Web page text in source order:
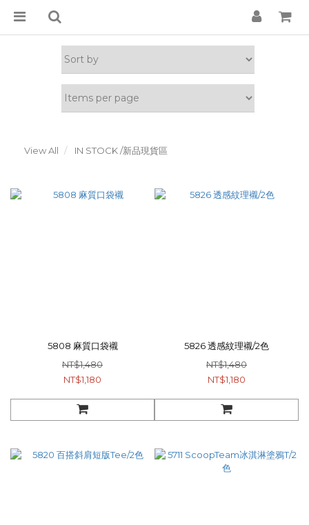
View All IN STOCK /新品現貨區
5808 麻質口袋襯
NT$1,480
NT$1,180
5826 透感紋理襯/2色
NT$1,480
NT$1,180